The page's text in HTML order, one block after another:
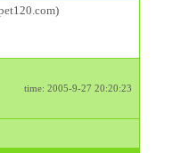
time: 2005-9-27 20:20:23